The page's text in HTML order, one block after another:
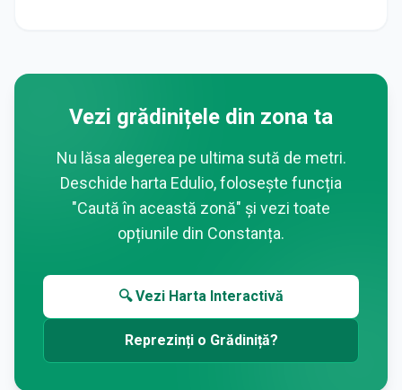
Vezi grădinițele din zona ta
Nu lăsa alegerea pe ultima sută de metri.
Deschide harta Edulio, folosește funcția
"Caută în această zonă" și vezi toate
opțiunile din Constanța.
🔍 Vezi Harta Interactivă
Reprezinți o Grădiniță?